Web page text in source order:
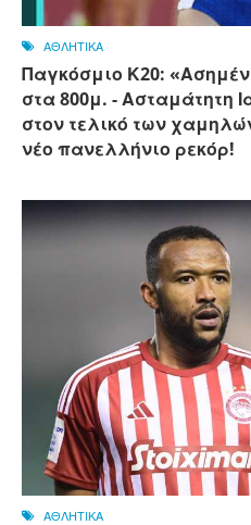
ΑΘΛΗΤΙΚΑ
Παγκόσμιο Κ20:
στα 800μ. - Ασταμάτητη
στον τελικό των
νέο πανελλήνιο ρεκόρ!
ΑΘΛΗΤΙΚΑ